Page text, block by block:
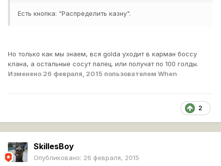
Есть кнопка: "Распределить казну".
Но только как мы знаем, вся golda уходит в карман боссу
клана, а остальные сосут палец. или получат по 100 голды.
Изменено 26 февраля, 2015 пользователем When
2
SkillesBoy
Опубликовано: 26 февраля, 2015